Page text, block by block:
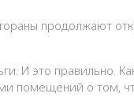
И это правильно.
помещений о том,